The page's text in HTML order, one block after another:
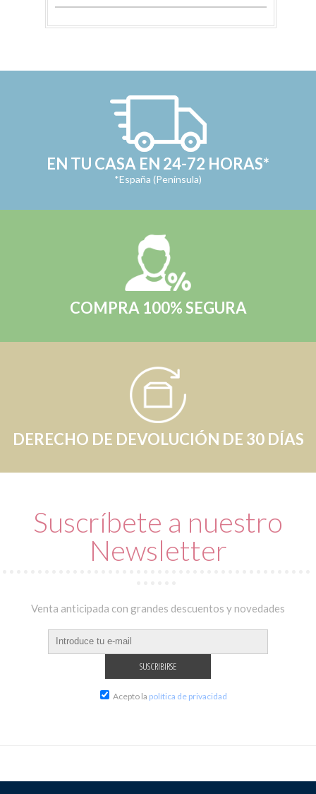
EN TU CASA EN 24-72 HORAS*
*España (Península)
COMPRA 100% SEGURA
DERECHO DE DEVOLUCIÓN DE 30 DÍAS
Suscríbete a nuestro
Newsletter
Venta anticipada con grandes descuentos y novedades
Acepto la política de privacidad